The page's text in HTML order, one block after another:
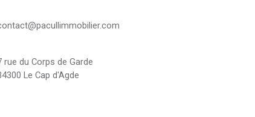
rue du Corps de Garde
Le Cap d'Agde